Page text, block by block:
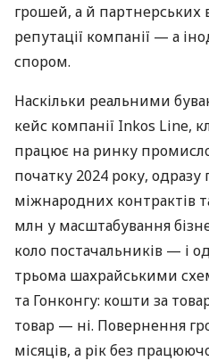
грошей, а й партнерських
репутації компанії — а
спором.
Наскільки реальними
кейс компанії Inkos Line,
працює на ринку
початку 2024 року, одразу
міжнародних контрактів
млн у масштабування
коло постачальників — і
трьома шахрайськими
та Гонконгу: кошти за
товар — ні. Повернення
місяців, а рік без